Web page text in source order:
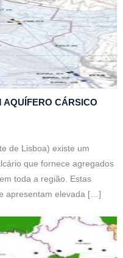
AQUÍFERO CÁRSICO
de Lisboa) existe um
que fornece agregados
toda a região. Estas
apresentam elevada […]